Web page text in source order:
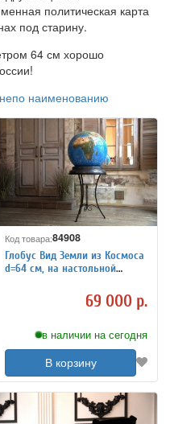
политическая карта
под старину.
64 см хорошо
по наименованию
Код товара:84908
Глобус Вид Земли из Космоса
d=64 см, на настольной
69 000 р.
в наличии на сегодня
В корзину